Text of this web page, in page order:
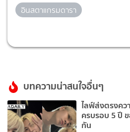
อินสตาแกรมดารา
บทความน่าสนใจอื่นๆ
ไลฟ์ส่งตรงคว
ครบรอบ 5 ปี
กัน